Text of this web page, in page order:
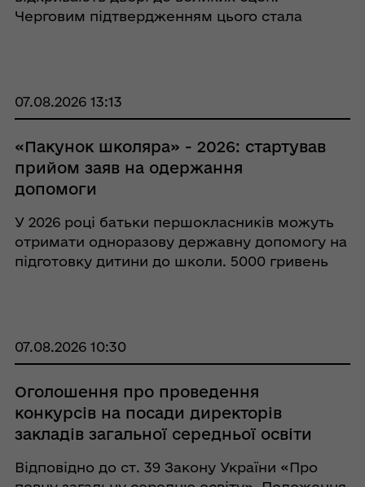
Черговим підтвердженням цього стала
громаду на VI Міжнародному ...
07.08.2026 13:13
«Пакунок школяра» - 2026: стартував
прийом заяв на одержання
допомоги
У 2026 році батьки першокласників можуть
отримати одноразову державну допомогу на
підготовку дитини до школи. 5000 гривень
...
07.08.2026 10:30
Оголошення про проведення
конкурсів на посади директорів
закладів загальної середньої освіти
Відповідно до ст. 39 Закону України «Про